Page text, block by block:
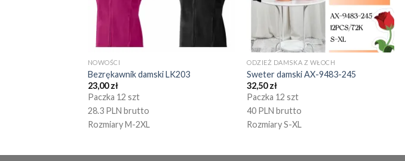
NOWOŚCI
Bezrękawnik damski LK203
23,00zł
Paczka 12 szt
28.3 PLN brutto
Rozmiary M-2XL
ODZIEŻ DAMSKA Z WŁOCH
Sweter damski AX-9483-245
32,50zł
Paczka 12 szt
40 PLN brutto
Rozmiary S-XL